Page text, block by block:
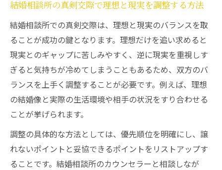
結婚相談所の真剣交際で理想と現実を調整する方法
結婚相談所での真剣交際は、理想と現実のバランスを取
ることが成功の鍵となります。理想だけを追い求めると
現実とのギャップに苦しみやすく、逆に現実を重視しす
ぎると気持ちが冷めてしまうこともあるため、双方のバ
ランスを上手く調整することが必要です。例えば、理想
の結婚像と実際の生活環境や相手の状況をすり合わせる
ことが挙げられます。
調整の具体的な方法としては、優先順位を明確にし、譲
れないポイントと妥協できるポイントをリストアップす
ることです。結婚相談所のカウンセラーと相談しなが